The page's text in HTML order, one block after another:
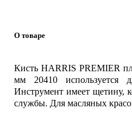
О товаре
Кисть HARRIS PREMIER
мм 20410 используется
Инструмент имеет щетину,
службы. Для масляных